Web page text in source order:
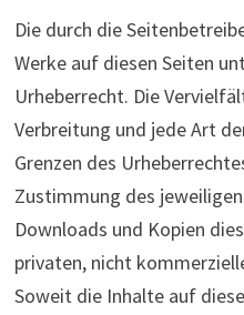
Die durch die
Werke auf diesen Seiten
Urheberrecht. Die
Verbreitung und jede Art
Grenzen des
Zustimmung des
Downloads und Kopien
privaten, nicht
Soweit die Inhalte auf